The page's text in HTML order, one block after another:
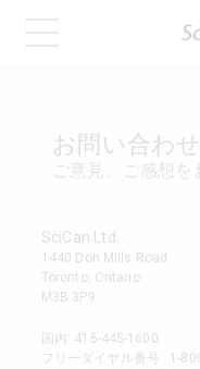
お問い合わ
ご意見、ご感想を
SciCan Ltd.
1440 Don Mills Road
Toronto, Ontario
M3B 3P9
国内: 416-445-1600
フリーダイヤル番号 : 1-